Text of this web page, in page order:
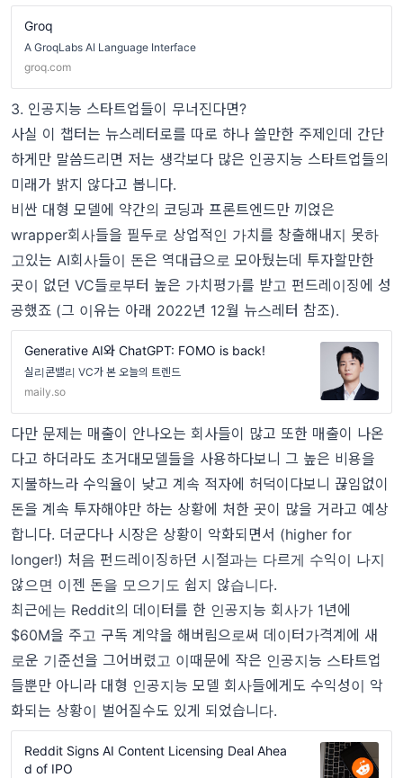
Groq
A GroqLabs AI Language Interface
groq.com
3. 인공지능 스타트업들이 무너진다면?
사실 이 챕터는 뉴스레터로를 따로 하나 쓸만한 주제인데 간단
하게만 말씀드리면 저는 생각보다 많은 인공지능 스타트업들의
미래가 밝지 않다고 봅니다.
비싼 대형 모델에 약간의 코딩과 프론트엔드만 끼얹은
wrapper회사들을 필두로 상업적인 가치를 창출해내지 못하
고있는 AI회사들이 돈은 역대급으로 모아뒀는데 투자할만한
곳이 없던 VC들로부터 높은 가치평가를 받고 펀드레이징에 성
공했죠 (그 이유는 아래 2022년 12월 뉴스레터 참조).
Generative AI와 ChatGPT: FOMO is back!
실리콘밸리 VC가 본 오늘의 트렌드
maily.so
다만 문제는 매출이 안나오는 회사들이 많고 또한 매출이 나온
다고 하더라도 초거대모델들을 사용하다보니 그 높은 비용을
지불하느라 수익율이 낮고 계속 적자에 허덕이다보니 끊임없이
돈을 계속 투자해야만 하는 상황에 처한 곳이 많을 거라고 예상
합니다. 더군다나 시장은 상황이 악화되면서 (higher for
longer!) 처음 펀드레이징하던 시절과는 다르게 수익이 나지
않으면 이젠 돈을 모으기도 쉽지 않습니다.
최근에는 Reddit의 데이터를 한 인공지능 회사가 1년에
$60M을 주고 구독 계약을 해버림으로써 데이터가격계에 새
로운 기준선을 그어버렸고 이때문에 작은 인공지능 스타트업
들뿐만 아니라 대형 인공지능 모델 회사들에게도 수익성이 악
화되는 상황이 벌어질수도 있게 되었습니다.
Reddit Signs AI Content Licensing Deal Ahea
d of IPO